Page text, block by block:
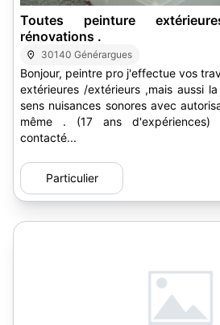
Toutes peinture extérieures ,intérieurs et
rénovations .
30140 Générargues
Bonjour, peintre pro j'effectue vos travaux divers de peinture
extérieures /extérieurs ,mais aussi la rénovation de tombes
sens nuisances sonores avec autorisation demandé par moi
même . (17 ans d'expériences) n'hésitez pas a me
contacté...
Particulier